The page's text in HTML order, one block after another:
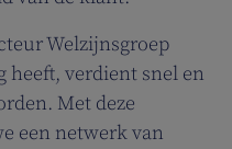
Welzijnsgroep
heeft, verdient snel en
Met deze
een netwerk van